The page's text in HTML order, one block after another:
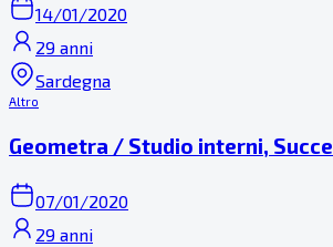
14/01/2020
29 anni
Sardegna
Altro
Geometra / Studio interni,
07/01/2020
29 anni